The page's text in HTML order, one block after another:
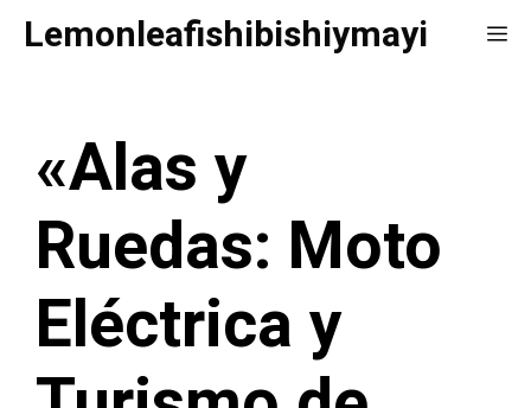
SaltarLemonleafishibishiymayi
«Alas y
Ruedas: Moto
Eléctrica y